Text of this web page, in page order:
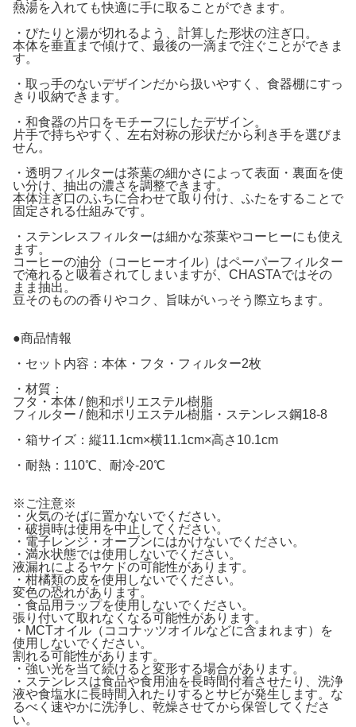
熱湯を入れても快適に手に取ることができます。
・ぴたりと湯が切れるよう、計算した形状の注ぎ口。
本体を垂直まで傾けて、最後の一滴まで注ぐことができま
す。
・取っ手のないデザインだから扱いやすく、食器棚にすっ
きり収納できます。
・和食器の片口をモチーフにしたデザイン。
片手で持ちやすく、左右対称の形状だから利き手を選びま
せん。
・透明フィルターは茶葉の細かさによって表面・裏面を使
い分け、抽出の濃さを調整できます。
本体注ぎ口のふちに合わせて取り付け、ふたをすることで
固定される仕組みです。
・ステンレスフィルターは細かな茶葉やコーヒーにも使え
ます。
コーヒーの油分（コーヒーオイル）はペーパーフィルター
で淹れると吸着されてしまいますが、CHASTAではその
まま抽出。
豆そのものの香りやコク、旨味がいっそう際立ちます。
●商品情報
・セット内容：本体・フタ・フィルター2枚
・材質：
フタ・本体 / 飽和ポリエステル樹脂
フィルター / 飽和ポリエステル樹脂・ステンレス鋼18-8
・箱サイズ：縦11.1cm×横11.1cm×高さ10.1cm
・耐熱：110℃、耐冷-20℃
※ご注意※
・火気のそばに置かないでください。
・破損時は使用を中止してください。
・電子レンジ・オーブンにはかけないでください。
・満水状態では使用しないでください。
液漏れによるヤケドの可能性があります。
・柑橘類の皮を使用しないでください。
変色の恐れがあります。
・食品用ラップを使用しないでください。
張り付いて取れなくなる可能性があります。
・MCTオイル（ココナッツオイルなどに含まれます）を
使用しないでください。
割れる可能性があります。
・強い光を当て続けると変形する場合があります。
・ステンレスは食品や食用油を長時間付着させたり、洗浄
液や食塩水に長時間入れたりするとサビが発生します。な
るべく速やかに洗浄し、乾燥させてから保管してくださ
い。